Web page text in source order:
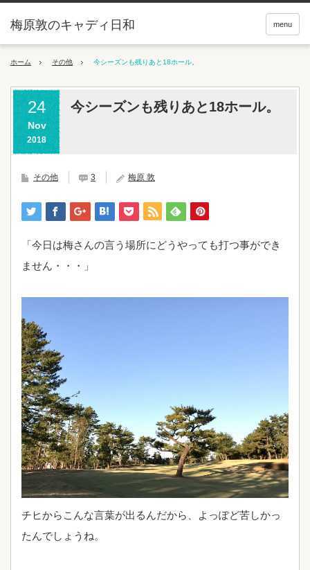
menu
梅原敦のキャディ日和
ホーム その他 今シーズンも残りあと18ホール。
24
Nov
2018
今シーズンも残りあと18ホール。
その他 3 梅原 敦
「今日は梅さんの言う場所にどうやっても打つ事ができ
ません・・・」
チヒからこんな言葉が出るんだから、よっぽど苦しかっ
たんでしょうね。